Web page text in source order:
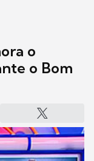
o
o Bom